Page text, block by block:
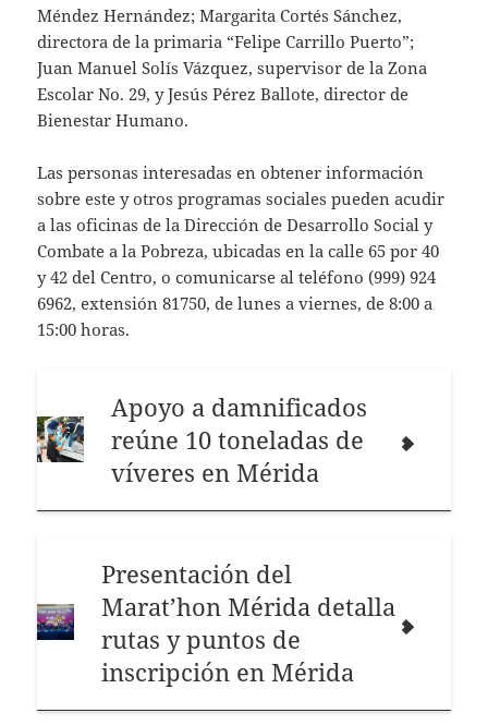
Méndez Hernández; Margarita Cortés Sánchez,
directora de la primaria “Felipe Carrillo Puerto”;
Juan Manuel Solís Vázquez, supervisor de la Zona
Escolar No. 29, y Jesús Pérez Ballote, director de
Bienestar Humano.
Las personas interesadas en obtener información
sobre este y otros programas sociales pueden acudir
a las oficinas de la Dirección de Desarrollo Social y
Combate a la Pobreza, ubicadas en la calle 65 por 40
y 42 del Centro, o comunicarse al teléfono (999) 924
6962, extensión 81750, de lunes a viernes, de 8:00 a
15:00 horas.
Apoyo a damnificados
reúne 10 toneladas de
víveres en Mérida
Presentación del
Marat’hon Mérida detalla
rutas y puntos de
inscripción en Mérida